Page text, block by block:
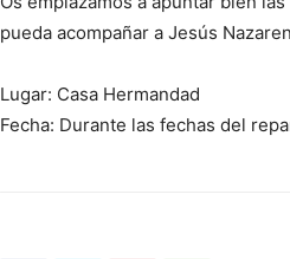
pueda acompañar a Jesús
Lugar: Casa Hermandad
Fecha: Durante las fechas del